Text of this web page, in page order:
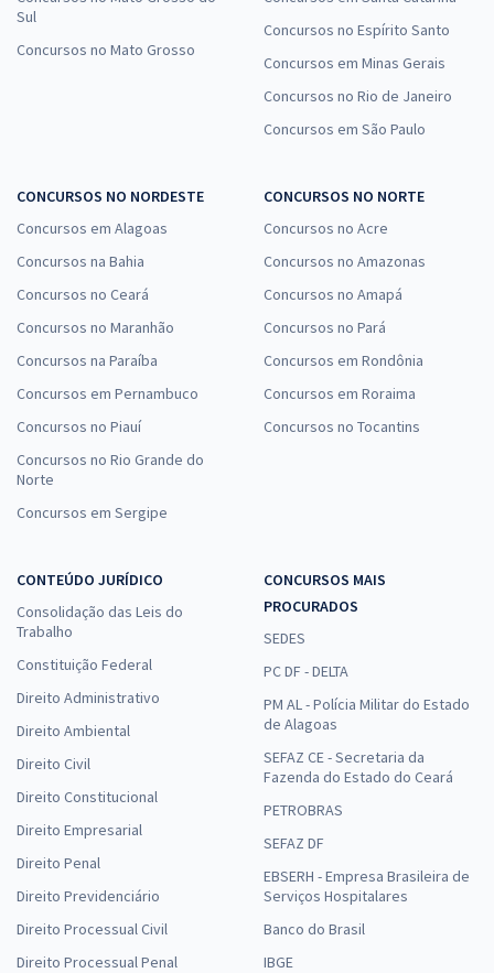
Sul
Concursos no Mato Grosso
Concursos no Espírito Santo
Concursos em Minas Gerais
Concursos no Rio de Janeiro
Concursos em São Paulo
CONCURSOS NO NORDESTE
Concursos em Alagoas
Concursos na Bahia
Concursos no Ceará
Concursos no Maranhão
Concursos na Paraíba
Concursos em Pernambuco
Concursos no Piauí
Concursos no Rio Grande do
Norte
Concursos em Sergipe
CONCURSOS NO NORTE
Concursos no Acre
Concursos no Amazonas
Concursos no Amapá
Concursos no Pará
Concursos em Rondônia
Concursos em Roraima
Concursos no Tocantins
CONTEÚDO JURÍDICO
Consolidação das Leis do
Trabalho
Constituição Federal
Direito Administrativo
Direito Ambiental
Direito Civil
Direito Constitucional
Direito Empresarial
Direito Penal
Direito Previdenciário
Direito Processual Civil
Direito Processual Penal
CONCURSOS MAIS
PROCURADOS
SEDES
PC DF - DELTA
PM AL - Polícia Militar do Estado
de Alagoas
SEFAZ CE - Secretaria da
Fazenda do Estado do Ceará
PETROBRAS
SEFAZ DF
EBSERH - Empresa Brasileira de
Serviços Hospitalares
Banco do Brasil
IBGE